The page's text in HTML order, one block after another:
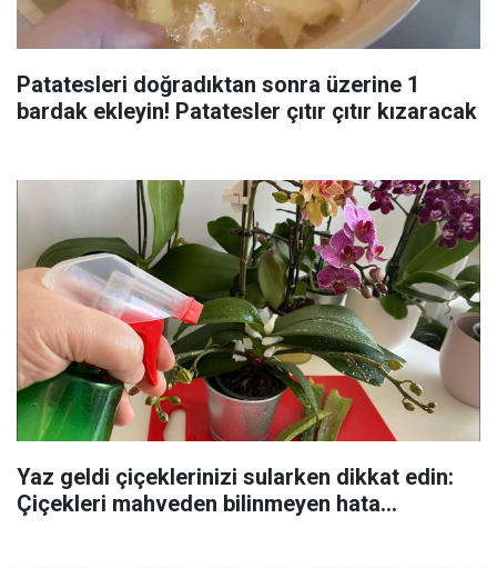
Patatesleri doğradıktan sonra üzerine 1
bardak ekleyin! Patatesler çıtır çıtır kızaracak
Yaz geldi çiçeklerinizi sularken dikkat edin:
Çiçekleri mahveden bilinmeyen hata...